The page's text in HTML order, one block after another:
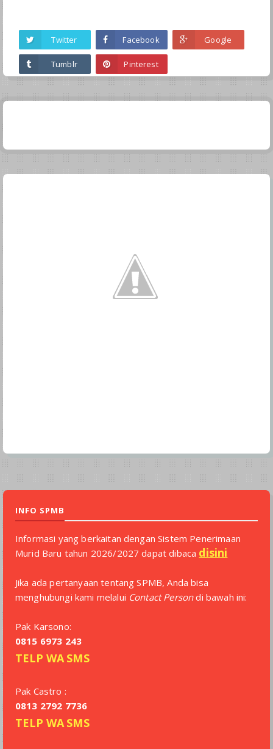
Twitter Facebook Google
Tumblr Pinterest
INFO SPMB
Informasi yang berkaitan dengan Sistem Penerimaan
Murid Baru tahun 2026/2027 dapat dibaca disini
Jika ada pertanyaan tentang SPMB, Anda bisa
menghubungi kami melalui Contact Persondi bawah ini:
Pak Karsono:
0815 6973 243
TELP WA SMS
Pak Castro :
0813 2792 7736
TELP WA SMS